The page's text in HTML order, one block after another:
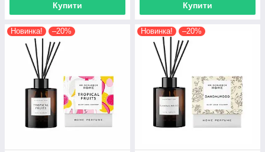
Купити Купити
Новинка! –20% Новинка! –20%